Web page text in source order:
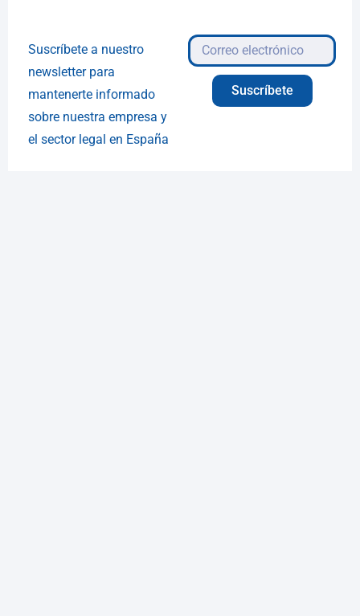
Suscríbete a nuestro
newsletter para
mantenerte informado
sobre nuestra empresa y
el sector legal en España
Suscríbete